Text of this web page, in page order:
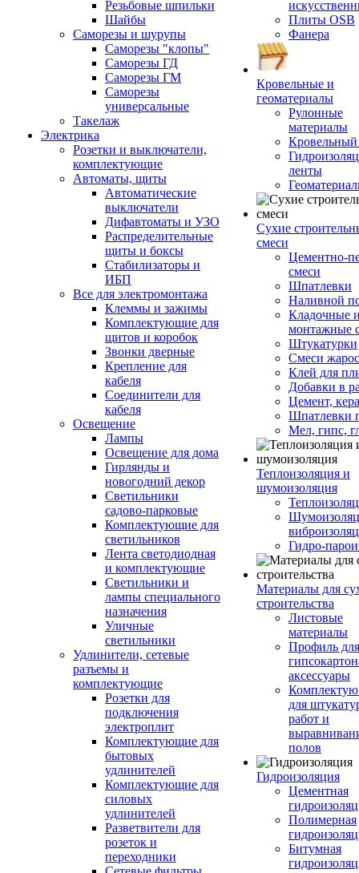
Резьбовые шпильки
Шайбы
Саморезы и шурупы
Саморезы "клопы"
Саморезы ГД
Саморезы ГМ
Саморезы
универсальные
Такелаж
Электрика
Розетки и выключатели,
комплектующие
Автоматы, щиты
Автоматические
выключатели
Дифавтоматы и УЗО
Распределительные
щиты и боксы
Стабилизаторы и
ИБП
Все для электромонтажа
Клеммы и зажимы
Комплектующие для
щитов и коробок
Звонки дверные
Крепление для
кабеля
Соединители для
кабеля
Освещение
Лампы
Освещение для дома
Гирлянды и
новогодний декор
Светильники
садово-парковые
Комплектующие для
светильников
Лента светодиодная
и комплектующие
Светильники и
лампы специального
назначения
Уличные
светильники
Удлинители, сетевые
разъемы и
комплектующие
Розетки для
подключения
электроплит
Комплектующие для
бытовых
удлинителей
Комплектующие для
силовых
удлинителей
Разветвители для
розеток и
переходники
Плиты OSB
Фанера
Кровельные и
геоматериалы
Рулонные
материалы
ленты
Сухие
смеси
Цементно-
смеси
Шпатлевки
Наливной
Кладочные
монтажные
Штукатурки
Смеси
Клей для
Добавки в
Цемент,
Шпатлевки
Мел, гипс,
Теплоизоляция и
шумоизоляция
Гидро-
Материалы для
строительства
Листовые
материалы
Профиль для
аксессуары
для
работ и
полов
Гидроизоляция
Цементная
Полимерная
Битумная